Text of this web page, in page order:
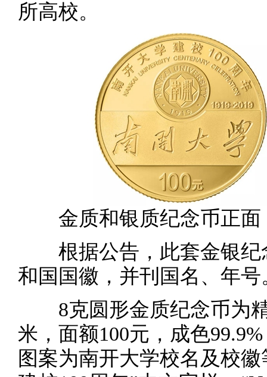
所高校。
金质和银质纪念币正面
根据公告，此套金银纪
和国国徽，并刊国名、年号
8克圆形金质纪念币为精
米，面额100元，成色
图案为南开大学校名及校